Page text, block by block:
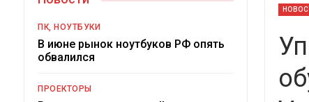
ПК, НОУТБУКИ
В июне рынок ноутбуков РФ опять
обвалился
ПРОЕКТОРЫ